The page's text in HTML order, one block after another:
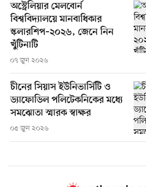
অস্ট্রেলিয়ার মেলবোর্ন
বিশ্ববিদ্যালয়ে মানবাধিকার
স্কলারশিপ–২০২৬, জেনে নিন
খুঁটিনাটি
০৭ জুন ২০২৬
চীনের সিয়াস ইউনিভার্সিটি ও
ড্যাফোডিল পলিটেকনিকের মধ্যে
সমঝোতা স্মারক স্বাক্ষর
০৫ জুন ২০২৬